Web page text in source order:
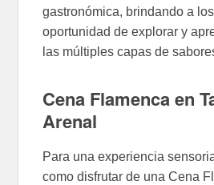
gastronómica, brindando a
oportunidad de explorar y
las múltiples capas de
Cena Flamenca en
Arenal
Para una experiencia
como disfrutar de una Cena